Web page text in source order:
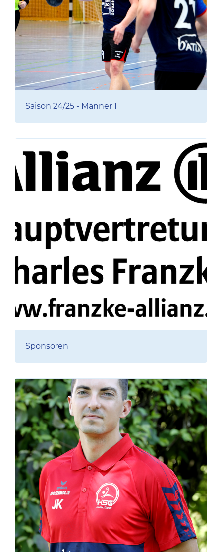
Saison 24/25 - Männer 1
Sponsoren